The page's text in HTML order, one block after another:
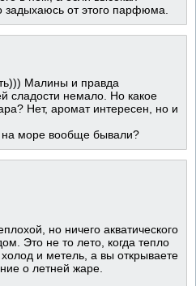
задыхаюсь от этого парфюма.
Малины и правда
сладости немало. Но какое
Нет, аромат интересен, но и
на море вообще бывали?
но ничего акватического
Это не то лето, когда тепло
и метель, а вы открываете
о летней жаре.